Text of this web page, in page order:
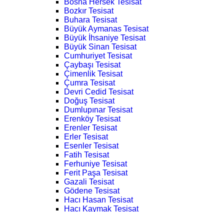
Bosna Hersek Tesisat
Bozkır Tesisat
Buhara Tesisat
Büyük Aymanas Tesisat
Büyük İhsaniye Tesisat
Büyük Sinan Tesisat
Cumhuriyet Tesisat
Çaybaşı Tesisat
Çimenlik Tesisat
Çumra Tesisat
Devri Cedid Tesisat
Doğuş Tesisat
Dumlupınar Tesisat
Erenköy Tesisat
Erenler Tesisat
Erler Tesisat
Esenler Tesisat
Fatih Tesisat
Ferhuniye Tesisat
Ferit Paşa Tesisat
Gazali Tesisat
Gödene Tesisat
Hacı Hasan Tesisat
Hacı Kaymak Tesisat